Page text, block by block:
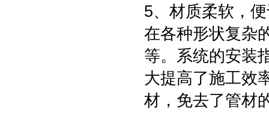
5、材质柔软，
在各种形状复杂
等。系统的安装
大提高了施工效
材，免去了管材